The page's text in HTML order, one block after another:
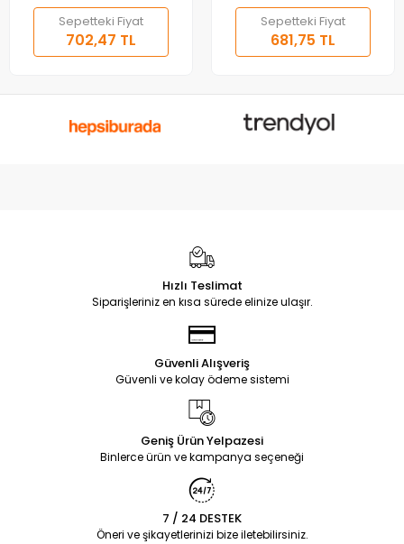
Sepetteki Fiyat
702,47 TL
Sepetteki Fiyat
681,75 TL
Hızlı Teslimat
Siparişleriniz en kısa sürede elinize ulaşır.
Güvenli Alışveriş
Güvenli ve kolay ödeme sistemi
Geniş Ürün Yelpazesi
Binlerce ürün ve kampanya seçeneği
7 / 24 DESTEK
Öneri ve şikayetlerinizi bize iletebilirsiniz.